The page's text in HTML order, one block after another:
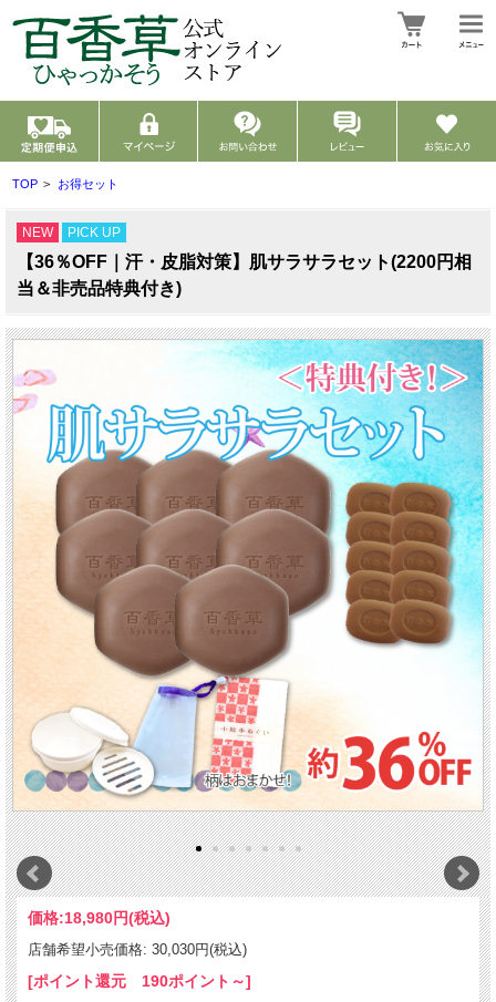
TOP > お得セット
NEW PICK UP
【36％OFF｜汗・皮脂対策】肌サラサラセット(2200円相
当＆非売品特典付き)
価格:18,980円(税込)
店舗希望小売価格: 30,030円(税込)
[ポイント還元 190ポイント～]